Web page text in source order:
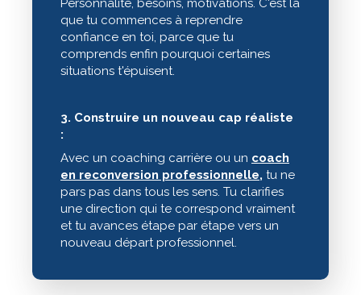
Personnalité, besoins, motivations. C'est là
que tu commences à reprendre
confiance en toi, parce que tu
comprends enfin pourquoi certaines
situations t'épuisent.
3. Construire un nouveau cap réaliste
:
Avec un coaching carrière ou un coach
en reconversion professionnelle, tu ne
pars pas dans tous les sens. Tu clarifies
une direction qui te correspond vraiment
et tu avances étape par étape vers un
nouveau départ professionnel.